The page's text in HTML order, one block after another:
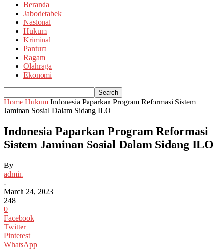
Beranda
Jabodetabek
Nasional
Hukum
Kriminal
Pantura
Ragam
Olahraga
Ekonomi
Home Hukum Indonesia Paparkan Program Reformasi Sistem
Jaminan Sosial Dalam Sidang ILO
Indonesia Paparkan Program Reformasi
Sistem Jaminan Sosial Dalam Sidang ILO
By
admin
-
March 24, 2023
248
0
Facebook
Twitter
Pinterest
WhatsApp